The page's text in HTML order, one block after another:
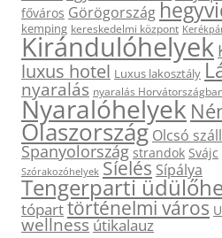
főváros Görögország
kemping kereskedelmi központ
Kirándulóhelyek
luxus hotel Luxus lakosztály
nyaralás nyaralás
Nyaralóhelyek
Olaszország Olcsó
Spanyolország strandok Svájc
Szórakozóhelyek Síelés Sípálya
Tengerparti
tóparttörténelmi város
wellnessútikalauz